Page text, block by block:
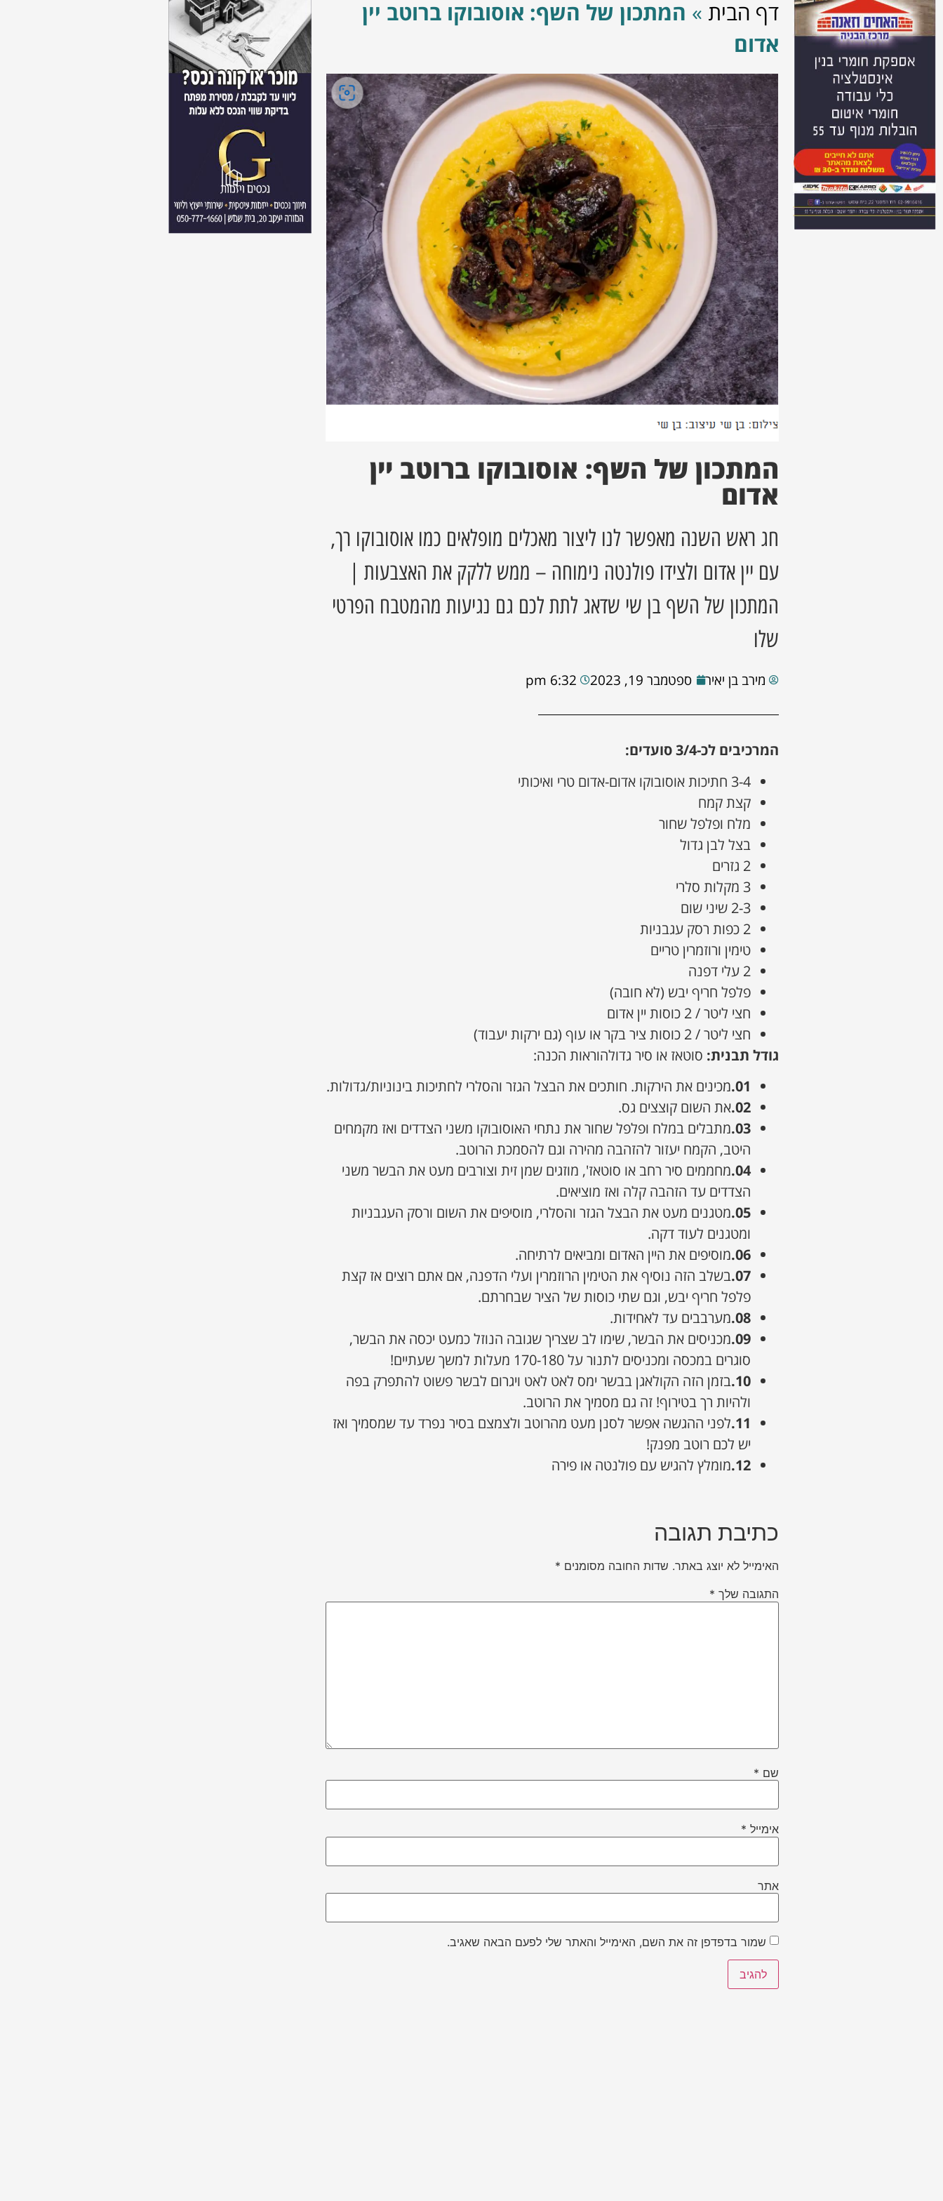
דף הבית » המתכון של השף: אוסובוקו ברוטב יין
אדום
המתכון של השף: אוסובוקו ברוטב יין
אדום
חג ראש השנה מאפשר לנו ליצור מאכלים מופלאים כמו אוסובוקו רך,
עם יין אדום ולצידו פולנטה נימוחה – ממש ללקק את האצבעות |
המתכון של השף בן שי שדאג לתת לכם גם נגיעות מהמטבח הפרטי
שלו
מירב בן יאיר ספטמבר 19, 2023 6:32 pm
המרכיבים לכ-3/4 סועדים:
3-4 חתיכות אוסובוקו אדום-אדום טרי ואיכותי
קצת קמח
מלח ופלפל שחור
בצל לבן גדול
2 גזרים
3 מקלות סלרי
2-3 שיני שום
2 כפות רסק עגבניות
טימין ורוזמרין טריים
2 עלי דפנה
פלפל חריף יבש (לא חובה)
חצי ליטר / 2 כוסות יין אדום
חצי ליטר / 2 כוסות ציר בקר או עוף (גם ירקות יעבוד)
גודל תבנית: סוטאז או סיר גדולהוראות הכנה:
01. מכינים את הירקות. חותכים את הבצל הגזר והסלרי לחתיכות בינוניות/גדולות.
02. את השום קוצצים גס.
03. מתבלים במלח ופלפל שחור את נתחי האוסובוקו משני הצדדים ואז מקמחים
היטב, הקמח יעזור להזהבה מהירה וגם להסמכת הרוטב.
04. מחממים סיר רחב או סוטאז', מוזגים שמן זית וצורבים מעט את הבשר משני
הצדדים עד הזהבה קלה ואז מוציאים.
05. מטגנים מעט את הבצל הגזר והסלרי, מוסיפים את השום ורסק העגבניות
ומטגנים לעוד דקה.
06. מוסיפים את היין האדום ומביאים לרתיחה.
07. בשלב הזה נוסיף את הטימין הרוזמרין ועלי הדפנה, אם אתם רוצים אז קצת
פלפל חריף יבש, וגם שתי כוסות של הציר שבחרתם.
08. מערבבים עד לאחידות.
09. מכניסים את הבשר, שימו לב שצריך שגובה הנוזל כמעט יכסה את הבשר,
סוגרים במכסה ומכניסים לתנור על 170-180 מעלות למשך שעתיים!
10. בזמן הזה הקולאגן בבשר ימס לאט לאט ויגרום לבשר פשוט להתפרק בפה
ולהיות רך בטירוף! זה גם מסמיך את הרוטב.
11. לפני ההגשה אפשר לסנן מעט מהרוטב ולצמצם בסיר נפרד עד שמסמיך ואז
יש לכם רוטב מפנק!
12. מומלץ להגיש עם פולנטה או פירה
כתיבת תגובה
האימייל לא יוצג באתר. שדות החובה מסומנים *
התגובה שלך *
שם *
אימייל *
אתר
שמור בדפדפן זה את השם, האימייל והאתר שלי לפעם הבאה שאגיב.